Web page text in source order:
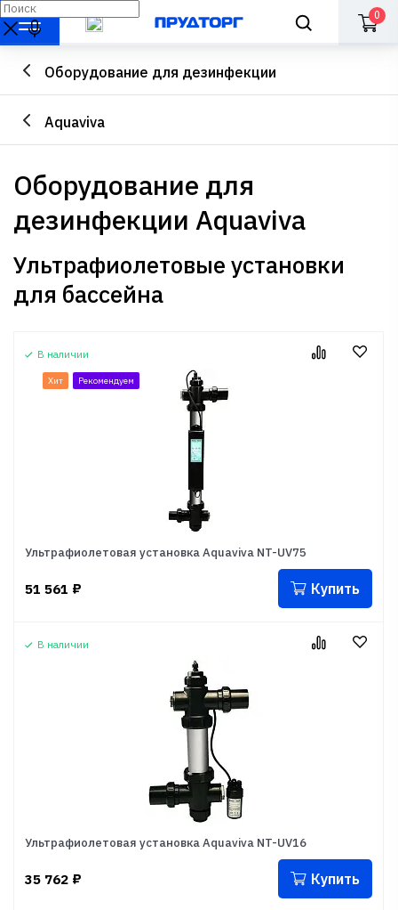
0
Оборудование для дезинфекции
Aquaviva
Оборудование для
дезинфекции Aquaviva
Ультрафиолетовые установки
для бассейна
В наличии
Хит Рекомендуем
Ультрафиолетовая установка Aquaviva NT-UV75
51 561 ₽ Купить
В наличии
Ультрафиолетовая установка Aquaviva NT-UV16
35 762 ₽ Купить